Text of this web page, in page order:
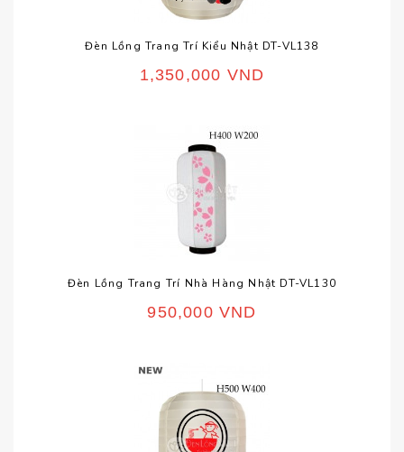
Đèn Lồng Trang Trí Kiểu Nhật DT-VL138
1,350,000 VND
Đèn Lồng Trang Trí Nhà Hàng Nhật DT-VL130
950,000 VND